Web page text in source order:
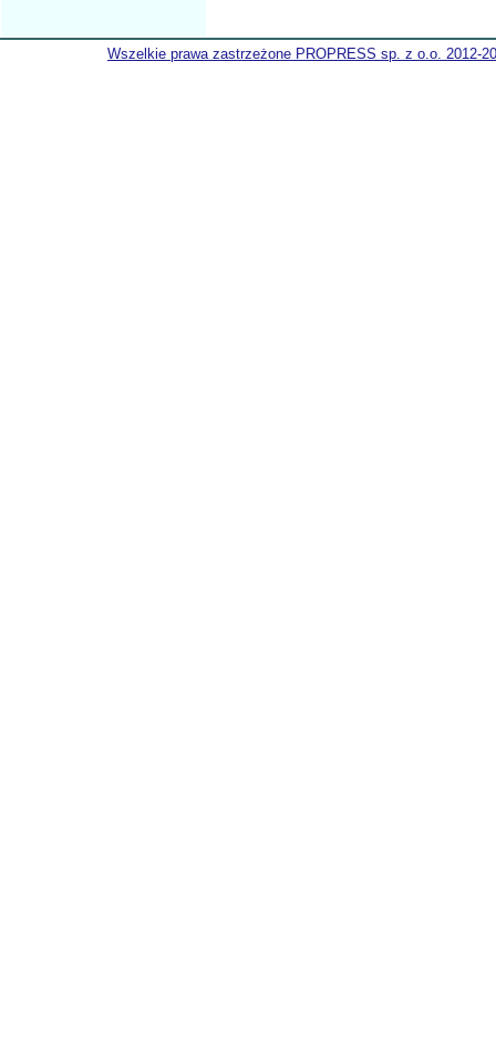
Wszelkie prawa zastrzeżone PROPRESS sp. z o.o. 2012-